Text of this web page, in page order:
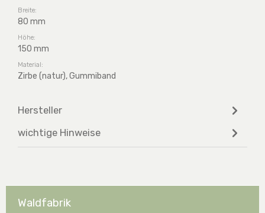
Breite:
80 mm
Höhe:
150 mm
Material:
Zirbe (natur), Gummiband
Hersteller
wichtige Hinweise
Waldfabrik